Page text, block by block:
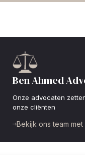
Ben Ahmed
Onze advocaten
onze cliënten
Bekijk ons team